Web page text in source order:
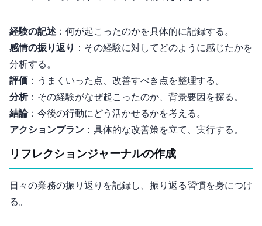
経験の記述 ：何が起こったのかを具体的に記録する。
感情の振り返り ：その経験に対してどのように感じたかを
分析する。
評価 ：うまくいった点、改善すべき点を整理する。
分析：その経験がなぜ起こったのか、背景要因を探る。
結論：今後の行動にどう活かせるかを考える。
アクションプラン ：具体的な改善策を立て、実行する。
リフレクションジャーナルの作成
日々の業務の振り返りを記録し、振り返る習慣を身につけ
る。